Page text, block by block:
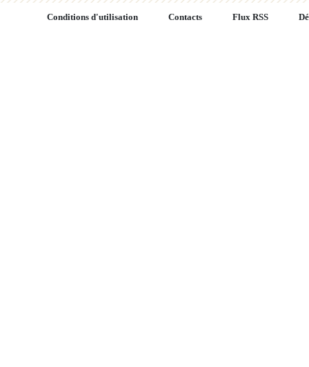
Conditions d'utilisation Contacts Flux RSS